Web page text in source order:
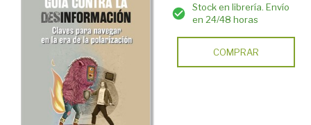
Stock en librería. Envío
en 24/48 horas
COMPRAR